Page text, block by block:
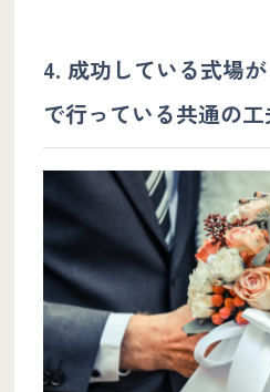
4. 成功している式場が
で行っている共通の工